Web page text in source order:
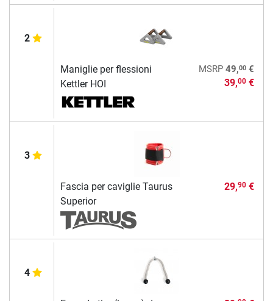
2
Maniglie per flessioni
Kettler HOI
MSRP 49,00€
39,00€
3
Fascia per caviglie Taurus
Superior
29,90€
4